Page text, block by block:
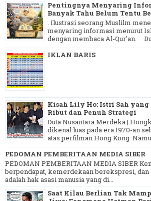
Pentingnya Menyaring
Banyak Tahu Belum Tentu
. Ilustrasi seorang Muslilm
menyaring informasi menurut
dengan membaca Al-Qur'an.
IKLAN BARIS
Kisah Lily Ho: Istri Sah yang
Ribut dan Penuh Strategi
Duta Nusantara Merdeka |
dikenal luas pada era 1970-an
atas perfilman Hong Kong.
PEDOMAN PEMBERITAAN MEDIA SIBER
PEDOMAN PEMBERITAAN MEDIA SIBER
berpendapat, kemerdekaan berekspresi,
adalah hak asasi manusia yang di...
Saat Kilau Berlian Tak